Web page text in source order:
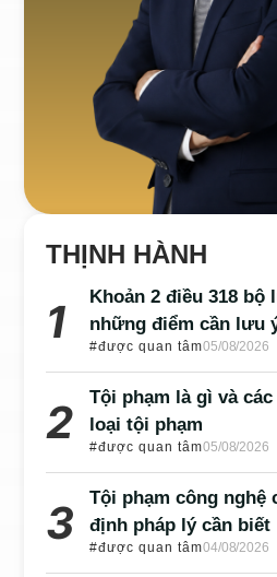
THỊNH HÀNH
Khoản 2 điều 318
những điểm cần lưu
#được quan tâm05/08/2026
Tội phạm là gì và
loại tội phạm
#được quan tâm05/08/2026
Tội phạm công nghệ
định pháp lý cần biết
#được quan tâm04/08/2026